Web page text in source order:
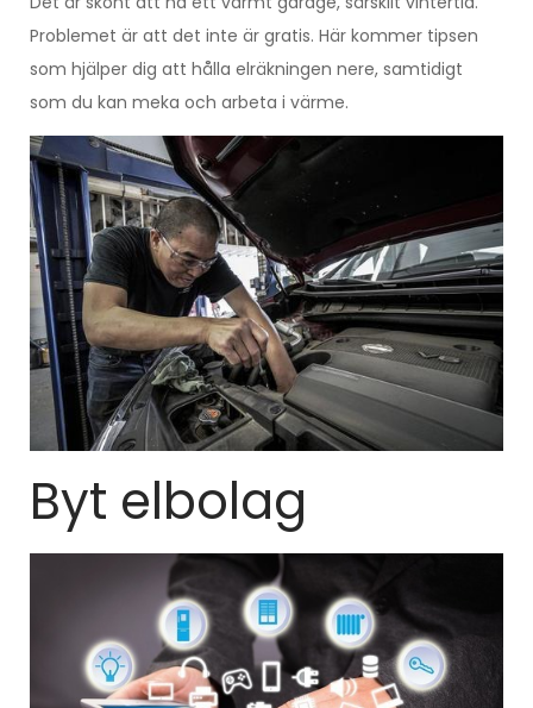
Problemet är att det inte är gratis. Här kommer tipsen
som hjälper dig att hålla elräkningen nere, samtidigt
som du kan meka och arbeta i värme.
Byt elbolag